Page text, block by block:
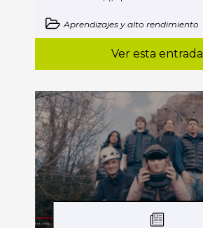
Aprendizajes y alto rendimiento
Ver esta entrada